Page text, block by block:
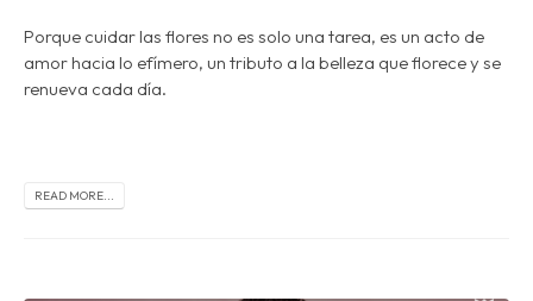
Porque cuidar las flores no es solo una tarea, es un acto de
amor hacia lo efímero, un tributo a la belleza que florece y se
renueva cada día.
READ MORE...